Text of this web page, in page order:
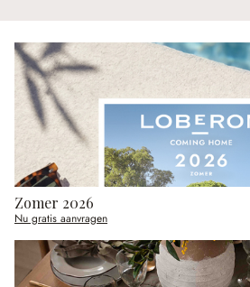
Zomer 2026
Nu gratis aanvragen